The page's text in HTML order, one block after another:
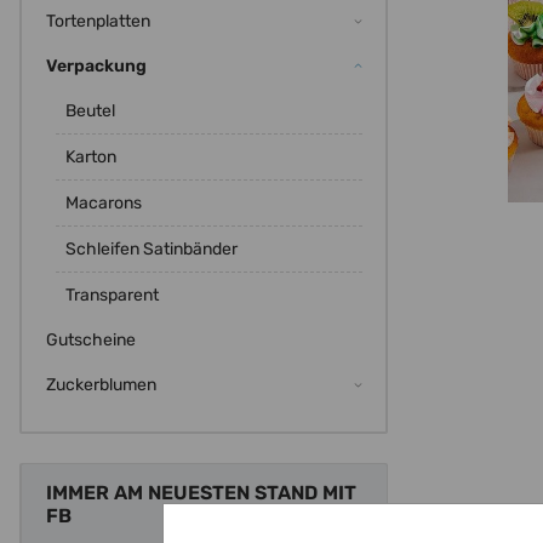
Tortenplatten
Verpackung
Beutel
Karton
Macarons
Schleifen Satinbänder
Transparent
Gutscheine
Zuckerblumen
IMMER AM NEUESTEN STAND MIT
FB